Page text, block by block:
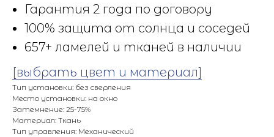
Гарантия 2 года по договору
100% защита от солнца и соседей
657+ ламелей и тканей в наличии
[выбрать цвет и материал]
Тип установки: без сверления
Место установки: на окно
Затемнение: 25-75%
Материал: Ткань
Тип управления: Механический